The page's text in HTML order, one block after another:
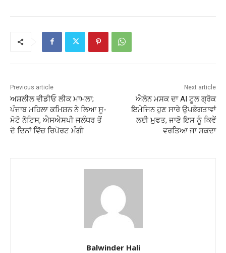
Previous article
ਅਸ਼ਲੀਲ ਵੀਡੀਓ ਲੀਕ ਮਾਮਲਾ;
ਪੰਜਾਬ ਮਹਿਲਾ ਕਮਿਸ਼ਨ ਨੇ ਲਿਆ ਸੂ-
ਮੋਟੋ ਨੋਟਿਸ, ਐਸਐਸਪੀ ਜਲੰਧਰ ਤੋਂ
ਦੋ ਦਿਨਾਂ ਵਿੱਚ ਰਿਪੋਰਟ ਮੰਗੀ
Next article
ਐਲੋਨ ਮਸਕ ਦਾ AI ਟੂਲ ਗ੍ਰੋਕ
ਇਮੇਜਿਨ ਹੁਣ ਸਾਰੇ ਉਪਭੋਗਤਾਵਾਂ
ਲਈ ਮੁਫਤ, ਜਾਣੋ ਇਸ ਨੂੰ ਕਿਵੇਂ
ਵਰਤਿਆ ਜਾ ਸਕਦਾ
Balwinder Hali